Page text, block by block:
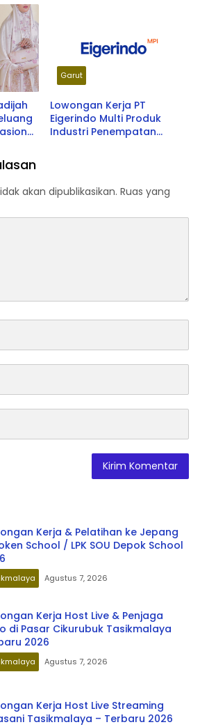
Garut
Lowongan Kerja PT
Eigerindo Multi Produk
Industri Penempatan
akan dipublikasikan. Ruas yang
Kerja & Pelatihan ke Jepang
School / LPK SOU Depok School
Agustus 7, 2026
Kerja Host Live & Penjaga
di Pasar Cikurubuk Tasikmalaya
2026
Agustus 7, 2026
Kerja Host Live Streaming
Tasikmalaya – Terbaru 2026